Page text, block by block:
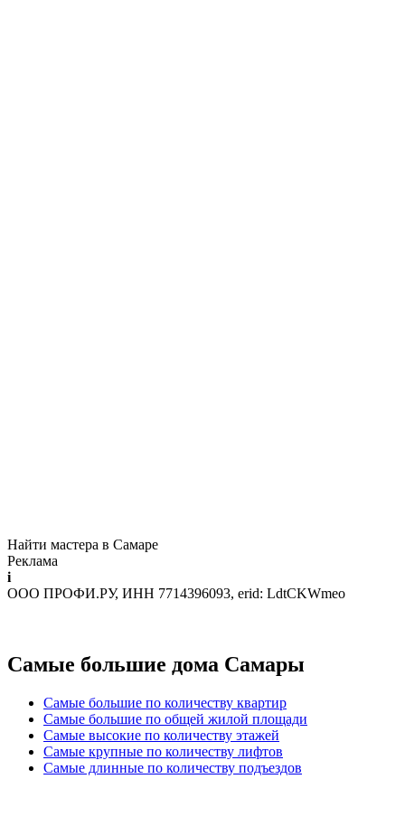
Найти мастера в Самаре
Реклама
i
ООО ПРОФИ.РУ, ИНН 7714396093, erid: LdtCKWmeo
Самые большие дома Самары
Самые большие по количеству квартир
Самые большие по общей жилой площади
Самые высокие по количеству этажей
Самые крупные по количеству лифтов
Самые длинные по количеству подъездов